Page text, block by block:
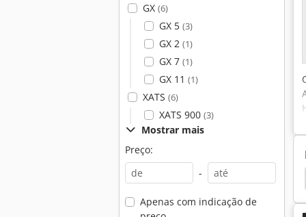
GX (6)
GX 5 (3)
GX 2 (1)
GX 7 (1)
GX 11 (1)
XATS (6)
XATS 900 (3)
Mostrar mais
Preço:
-
Apenas com indicação de
Cummins Cummins Gerador